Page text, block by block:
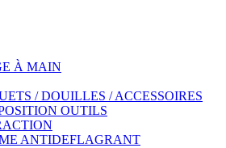
À MAIN
/ DOUILLES / ACCESSOIRES
OUTILS
ANTIDEFLAGRANT